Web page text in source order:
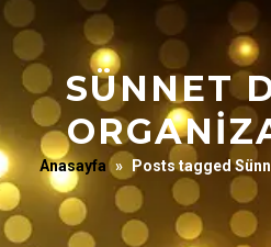
SÜNNET
Anasayfa » Posts tagged